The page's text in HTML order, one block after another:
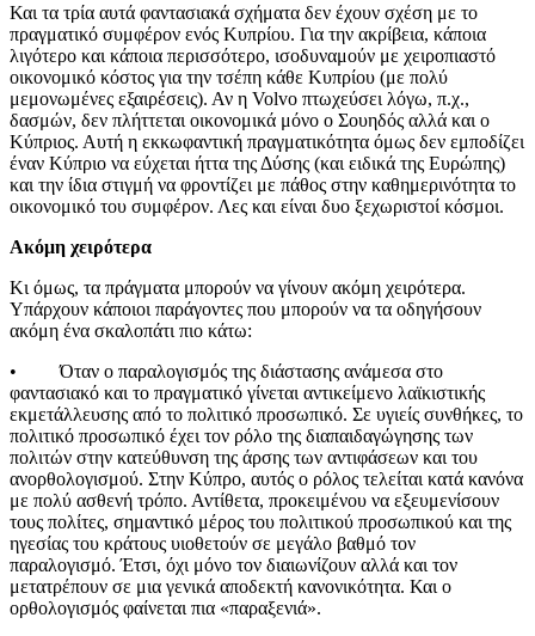
Και τα τρία αυτά φαντασιακά σχήματα δεν έχουν σχέση με το
πραγματικό συμφέρον ενός Κυπρίου. Για την ακρίβεια, κάποια
λιγότερο και κάποια περισσότερο, ισοδυναμούν με χειροπιαστό
οικονομικό κόστος για την τσέπη κάθε Κυπρίου (με πολύ
μεμονωμένες εξαιρέσεις). Αν η Volvo πτωχεύσει λόγω, π.χ.,
δασμών, δεν πλήττεται οικονομικά μόνο ο Σουηδός αλλά και ο
Κύπριος. Αυτή η εκκωφαντική πραγματικότητα όμως δεν εμποδίζει
έναν Κύπριο να εύχεται ήττα της Δύσης (και ειδικά της Ευρώπης)
και την ίδια στιγμή να φροντίζει με πάθος στην καθημερινότητα το
οικονομικό του συμφέρον. Λες και είναι δυο ξεχωριστοί κόσμοι.
Ακόμη χειρότερα
Κι όμως, τα πράγματα μπορούν να γίνουν ακόμη χειρότερα.
Υπάρχουν κάποιοι παράγοντες που μπορούν να τα οδηγήσουν
ακόμη ένα σκαλοπάτι πιο κάτω:
• Όταν ο παραλογισμός της διάστασης ανάμεσα στο
φαντασιακό και το πραγματικό γίνεται αντικείμενο λαϊκιστικής
εκμετάλλευσης από το πολιτικό προσωπικό. Σε υγιείς συνθήκες, το
πολιτικό προσωπικό έχει τον ρόλο της διαπαιδαγώγησης των
πολιτών στην κατεύθυνση της άρσης των αντιφάσεων και του
ανορθολογισμού. Στην Κύπρο, αυτός ο ρόλος τελείται κατά κανόνα
με πολύ ασθενή τρόπο. Αντίθετα, προκειμένου να εξευμενίσουν
τους πολίτες, σημαντικό μέρος του πολιτικού προσωπικού και της
ηγεσίας του κράτους υιοθετούν σε μεγάλο βαθμό τον
παραλογισμό. Έτσι, όχι μόνο τον διαιωνίζουν αλλά και τον
μετατρέπουν σε μια γενικά αποδεκτή κανονικότητα. Και ο
ορθολογισμός φαίνεται πια «παραξενιά».